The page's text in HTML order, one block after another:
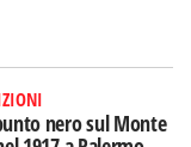
nero sul Monte